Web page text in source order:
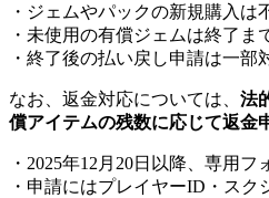
・ジェムやパックの新規購入は
・未使用の有償ジェムは終了ま
・終了後の払い戻し申請は一部
なお、返金対応については、 法
償アイテムの残数に応じて返金
・2025年12月20日以降、専用フ
・申請にはプレイヤーID・スク